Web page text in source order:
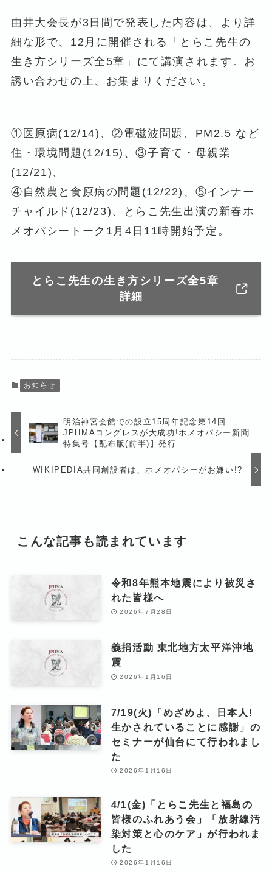
由井大会長が3日間で発表した内容は、より詳
細な形で、12月に開催される「とらこ先生の
生き方シリーズ全5章」にて講演されます。お
誘い合わせの上、お集まりください。
①医原病(12/14)、②電磁波問題、PM2.5 など
住・環境問題(12/15)、③子育て・母親業
(12/21)、
④自然農と食原病の問題(12/22)、⑤インナー
チャイルド(12/23)、とらこ先生出演の新春ホ
メオパシートーク1月4日11時開始予定。
とらこ先生の生き方シリーズ全5章
詳細
お知らせ
明治神宮会館での設立15周年記念第14回
JPHMAコングレスが大成功!ホメオパシー新聞
特集号【配布版(前半)】発行
WIKIPEDIA共同創設者は、ホメオパシーがお嫌い!?
こんな記事も読まれています
令和8年熊本地震により被災さ
れた皆様へ
2026年7月28日
義捐活動 東北地方太平洋沖地
震
2026年1月16日
7/19(火)「めざめよ、日本人!
生かされていることに感謝」の
セミナーが仙台にて行われまし
た
2026年1月16日
4/1(金)「とらこ先生と福島の
皆様のふれあう会」「放射線汚
染対策と心のケア」が行われま
した
2026年1月16日